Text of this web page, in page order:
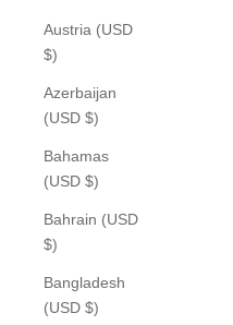
Austria (USD
$)
Azerbaijan
(USD $)
Bahamas
(USD $)
Bahrain (USD
$)
Bangladesh
(USD $)